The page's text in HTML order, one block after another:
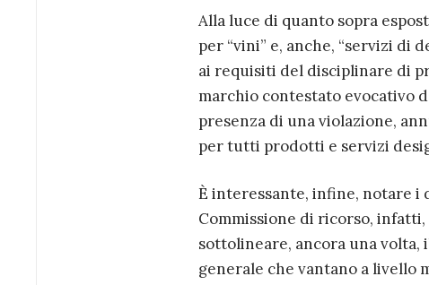
Alla luce di quanto sopra
per “vini” e, anche, “servizi di
ai requisiti del disciplinare di
marchio contestato evocativo
presenza di una violazione,
per tutti prodotti e servizi
È interessante, infine, notare
Commissione di ricorso,
sottolineare, ancora una
generale che vantano a livello